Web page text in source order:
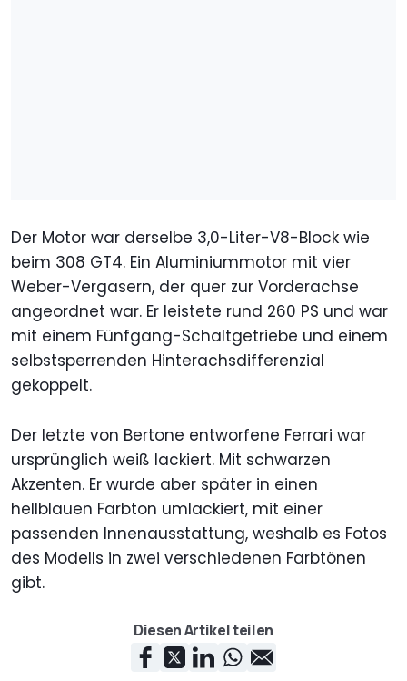
Der Motor war derselbe 3,0-Liter-V8-Block wie
beim 308 GT4. Ein Aluminiummotor mit vier
Weber-Vergasern, der quer zur Vorderachse
angeordnet war. Er leistete rund 260 PS und war
mit einem Fünfgang-Schaltgetriebe und einem
selbstsperrenden Hinterachsdifferenzial
gekoppelt.
Der letzte von Bertone entworfene Ferrari war
ursprünglich weiß lackiert. Mit schwarzen
Akzenten. Er wurde aber später in einen
hellblauen Farbton umlackiert, mit einer
passenden Innenausstattung, weshalb es Fotos
des Modells in zwei verschiedenen Farbtönen
gibt.
Diesen Artikel teilen